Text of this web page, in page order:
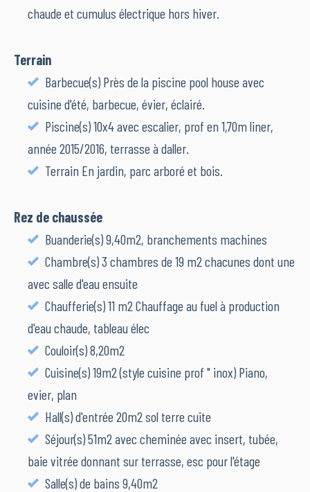
chaude et cumulus électrique hors hiver.
Terrain
Barbecue(s) Près de la piscine pool house avec
cuisine d'été, barbecue, évier, éclairé.
Piscine(s) 10x4 avec escalier, prof en 1,70m liner,
année 2015/2016, terrasse à daller.
Terrain En jardin, parc arboré et bois.
Rez de chaussée
Buanderie(s) 9,40m2, branchements machines
Chambre(s) 3 chambres de 19 m2 chacunes dont une
avec salle d'eau ensuite
Chaufferie(s) 11 m2 Chauffage au fuel à production
d'eau chaude, tableau élec
Couloir(s) 8,20m2
Cuisine(s) 19m2 (style cuisine prof " inox) Piano,
evier, plan
Hall(s) d'entrée 20m2 sol terre cuite
Séjour(s) 51m2 avec cheminée avec insert, tubée,
baie vitrée donnant sur terrasse, esc pour l'étage
Salle(s) de bains 9,40m2